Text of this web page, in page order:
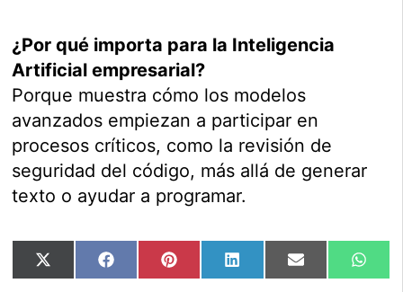
¿Por qué importa para la Inteligencia
Artificial empresarial?
Porque muestra cómo los modelos
avanzados empiezan a participar en
procesos críticos, como la revisión de
seguridad del código, más allá de generar
texto o ayudar a programar.
Compartir
en
X
(Twitter)
Compartir
en
FacebookCompartir
en
PinterestCompartir
en
LinkedInCompartir
en
Email
en